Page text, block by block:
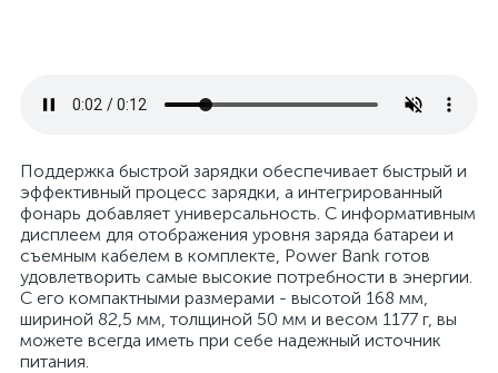
Поддержка быстрой зарядки обеспечивает быстрый и
эффективный процесс зарядки, а интегрированный
фонарь добавляет универсальность. С информативным
дисплеем для отображения уровня заряда батареи и
съемным кабелем в комплекте, Power Bank готов
удовлетворить самые высокие потребности в энергии.
С его компактными размерами - высотой 168 мм,
шириной 82,5 мм, толщиной 50 мм и весом 1177 г, вы
можете всегда иметь при себе надежный источник
питания.